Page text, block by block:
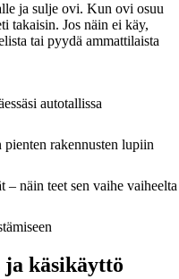
ja sulje ovi. Kun ovi osuu
takaisin. Jos näin ei käy,
tai pyydä ammattilaista
autotallissa
rakennusten lupiin
– näin teet sen vaihe vaiheelta
ja käsikäyttö